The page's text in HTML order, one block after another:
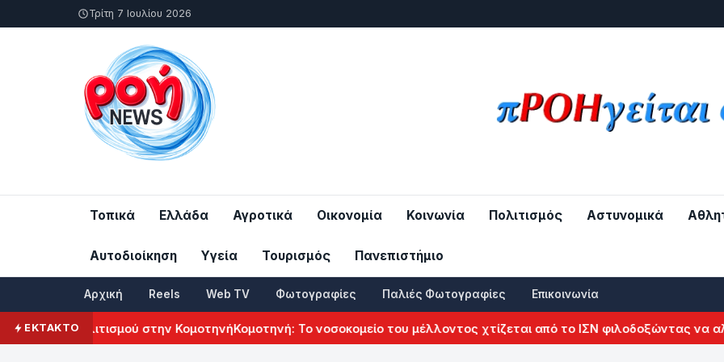
Τρίτη 7 Ιουλίου 2026
Τοπικά Ελλάδα Αγροτικά Οικονομία Κοινωνία Πολιτισμός Αστυνομικά
Αυτοδιοίκηση Υγεία Τουρισμός Πανεπιστήμιο
Αρχική Reels Web TV Φωτογραφίες Παλιές Φωτογραφίες Επικοινωνία
ΕΚΤΑΚΤΟ
Πολιτισμού στην ΚομοτηνήΚομοτηνή: Το νοσοκομείο του μέλλοντος χτίζεται από το ΙΣΝ φιλοδοξώντας να